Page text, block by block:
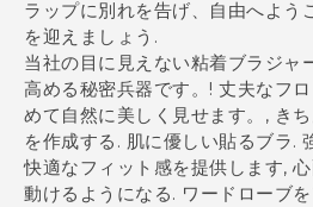
ラップに別れを告げ、自由へよう
を迎えましょう.
当社の目に見えない粘着ブラジャ
高める秘密兵器です。! 丈夫なフ
めて自然に美しく見せます。, き
を作成する. 肌に優しい貼るブラ.
快適なフィット感を提供します,
動けるようになる. ワードローブを